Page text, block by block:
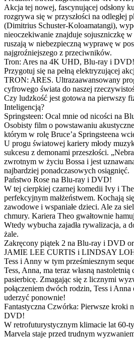
Akcja tej nowej, fascynującej odsłony
rozgrywa się w przyszłości na odległej
(Dimitrius Schuster-Koloamatangi),
nieoczekiwanie znajduje sojuszniczkę
ruszają w niebezpieczną wyprawę w
najgroźniejszego z przeciwników.
Tron: Ares na 4K UHD, Blu-ray i DVD!
Przygotuj się na pełną elektryzującej
TRON: ARES. Ultrazaawansowany
cyfrowego świata do naszej
Czy ludzkość jest gotowa na pierwszy
Inteligencją?
Springsteen: Ocal mnie od nicości na
Osobisty film o powstawaniu
którym w rolę Bruce’a Springsteena
U progu światowej kariery młody
sukcesu z demonami przeszłości.
zwrotnym w życiu Bossa i jest
najbardziej ponadczasowych osiągnięć.
Państwo Rose na Blu-ray i DVD!
W tej cierpkiej czarnej komedii Ivy i
perfekcyjnym małżeństwem. Kochają
zawodowe i wspaniałe dzieci. Ale za
chmury. Kariera Theo gwałtownie
Wtedy wybucha zajadła rywalizacja, a
żale.
Zakręcony piątek 2 na Blu-ray i DVD
JAMIE LEE CURTIS i LINDSAY
Tess i Anny w tym prześmiesznym
Tess, Anna, ma teraz własną nastoletnią
pasierbicę. Zmagając się z licznymi
połączeniem dwóch rodzin, Tess i
uderzyć ponownie!
Fantastyczna Czwórka: Pierwsze kroki
DVD!
W retrofuturystycznym klimacie lat 60-
Marvela staje przed trudnym